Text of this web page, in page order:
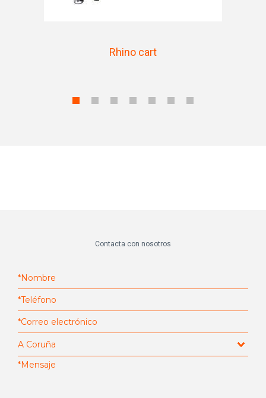
Rhino cart
Contacta con nosotros